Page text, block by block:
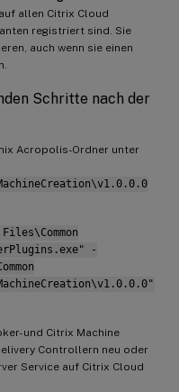
allen Citrix Cloud
registriert sind. Sie
auch wenn sie einen
Schritte nach der
Acropolis-Ordner unter
-
und Citrix Machine
Controllern neu oder
Service auf Citrix Cloud